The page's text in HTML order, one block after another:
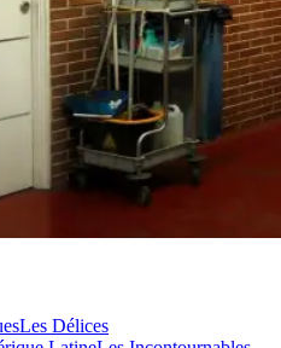
Les Délices